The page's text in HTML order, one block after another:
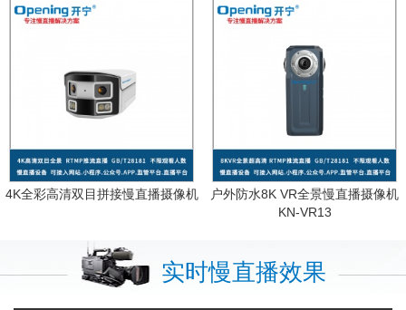
4K全彩高清双目拼接慢直播摄像机
户外防水8K VR全景慢直播摄像机
KN-VR13
实时慢直播效果